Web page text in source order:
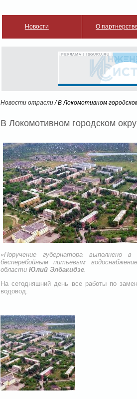
Новости О партнерстве
РЕКЛАМА | ISGURU.RU
Новости отрасли/ В Локомотивном
В Локомотивном городском
«Поручение губернатора выполнено
бесперебойным питьевым
области Юлий Элбакидзе.
На сегодняшний день все работы по
водовод.